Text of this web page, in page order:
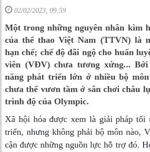
02/02/2023, 09:59
Một trong những nguyên nhân kìm
của thể thao Việt Nam (TTVN) là
hạn chế; chế độ đãi ngộ cho huấn
viên (VĐV) chưa tương xứng...
năng phát triển lớn ở nhiều bộ
chưa thể vươn tầm ở sân chơi châu
trình độ của Olympic.
Xã hội hóa được xem là giải pháp tối
triển, nhưng không phải bộ môn nào,
cận được những nguồn lực hỗ trợ đó.